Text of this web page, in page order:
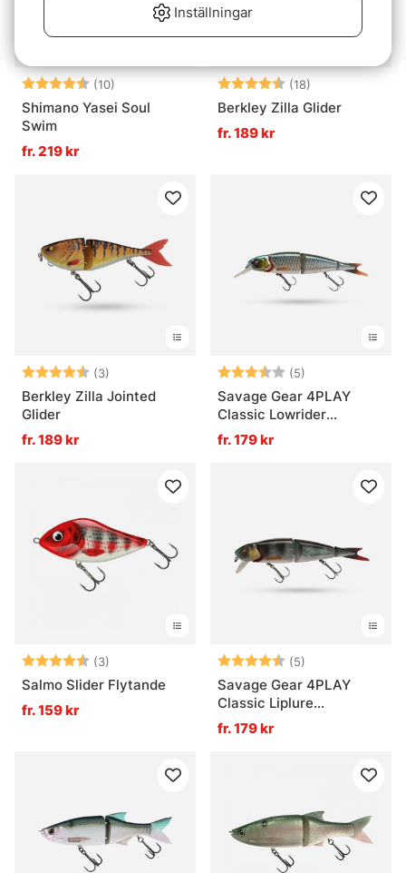
Betyg: (10)
4.4 utav 5 stjärnor
Shimano Yasei Soul
Swim
fr. 219 kr
Betyg: (18)
Berkley Zilla Glider
fr. 189 kr
Betyg: (3)
4.7 utav 5 stjärnor
Berkley Zilla Jointed
Glider
fr. 189 kr
Betyg: (5)
Savage Gear 4PLAY
Classic Lowrider
Suspending
fr. 179 kr
Betyg: (3)
4.3 utav 5 stjärnor
Salmo Slider Flytande
fr. 159 kr
Betyg: (5)
Savage Gear 4PLAY
Classic Liplure
Suspending
fr. 179 kr
Inställningar